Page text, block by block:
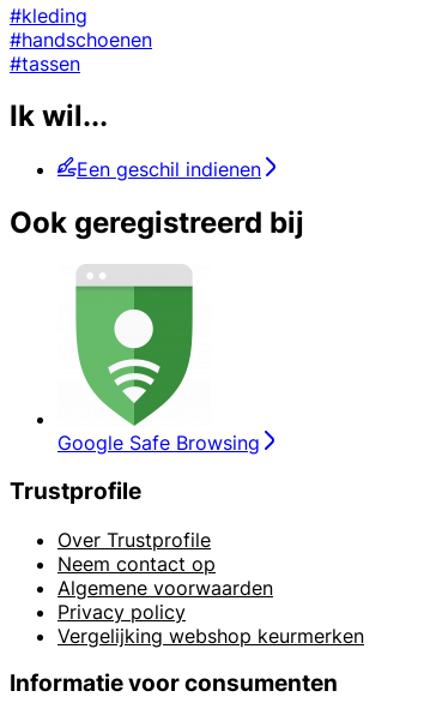
#kleding
#handschoenen
#tassen
Ik wil...
Een geschil indienen
Ook geregistreerd bij
Google Safe Browsing
Trustprofile
Over Trustprofile
Neem contact op
Algemene voorwaarden
Privacy policy
Vergelijking webshop keurmerken
Informatie voor consumenten